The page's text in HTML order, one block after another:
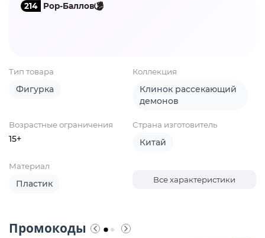
214 Pop-Баллов
Тип товара
Фигурка
Коллекция
Клинок рассекающий
демонов
Возрастные ограничения
15+
Страна изготовитель
Китай
Материал
Пластик Все характеристики
Промокоды